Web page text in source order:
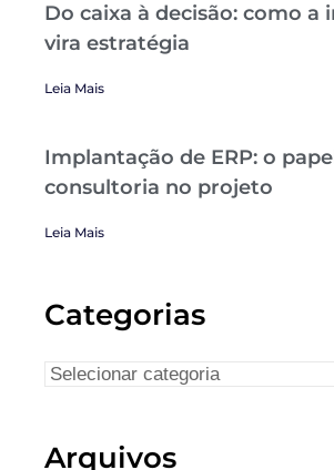
Do caixa à decisão: como a
vira estratégia
Leia Mais
Implantação de ERP: o
consultoria no projeto
Leia Mais
Categorias
Arquivos